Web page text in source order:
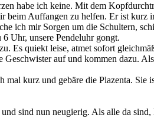
habe ich keine. Mit dem
Auffangen zu helfen. Er ist
ich mir Sorgen um die Schultern,
Uhr, unsere Pendeluhr gongt.
Es quiekt leise, atmet sofort
auf und kommen dazu.
kurz und gebäre die Plazenta.
sind nun neugierig. Als alle da